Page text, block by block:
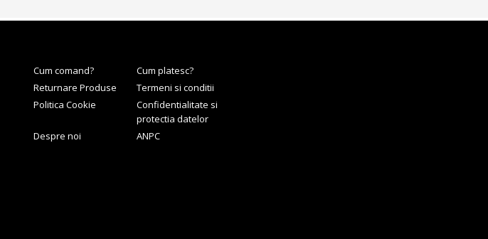
Cum comand?
Cum platesc?
Returnare Produse
Termeni si conditii
Politica Cookie
Confidentialitate si
protectia datelor
Despre noi
ANPC